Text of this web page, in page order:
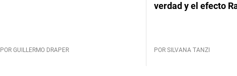
POR GUILLERMO DRAPER
verdad y el efecto
POR SILVANA TANZI